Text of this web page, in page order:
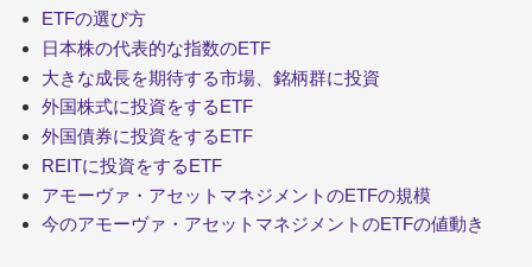
ETFの選び方
日本株の代表的な指数のETF
大きな成長を期待する市場、銘柄群に投資
外国株式に投資をするETF
外国債券に投資をするETF
REITに投資をするETF
アモーヴァ・アセットマネジメントのETFの規模
今のアモーヴァ・アセットマネジメントのETFの値動き